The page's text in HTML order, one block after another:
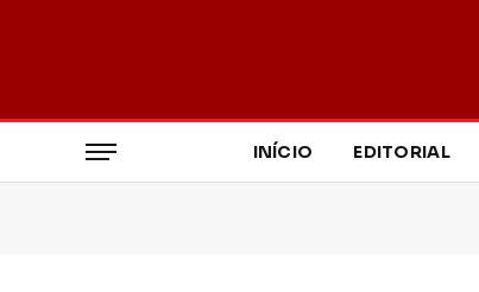
INÍCIO EDITORIAL